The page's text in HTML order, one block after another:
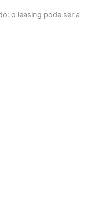
o leasing pode ser a